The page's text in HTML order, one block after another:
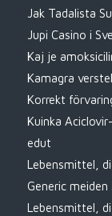
Jak Tadalista
Jupi Casino i
Kaj je
Kamagra
Korrekt
Kuinka
edut
Lebensmittel,
Generic meiden
Lebensmittel,